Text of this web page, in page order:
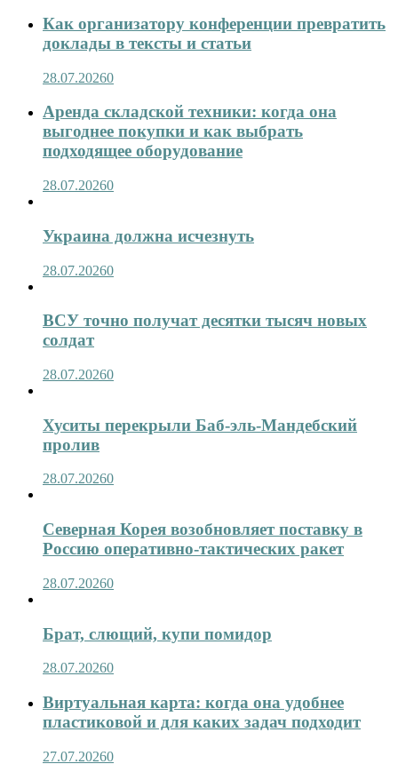
Как организатору конференции превратить
доклады в тексты и статьи
28.07.20260
Аренда складской техники: когда она
выгоднее покупки и как выбрать
подходящее оборудование
28.07.20260
Украина должна исчезнуть
28.07.20260
ВСУ точно получат десятки тысяч новых
солдат
28.07.20260
Хуситы перекрыли Баб-эль-Мандебский
пролив
28.07.20260
Северная Корея возобновляет поставку в
Россию оперативно-тактических ракет
28.07.20260
Брат, слющий, купи помидор
28.07.20260
Виртуальная карта: когда она удобнее
пластиковой и для каких задач подходит
27.07.20260